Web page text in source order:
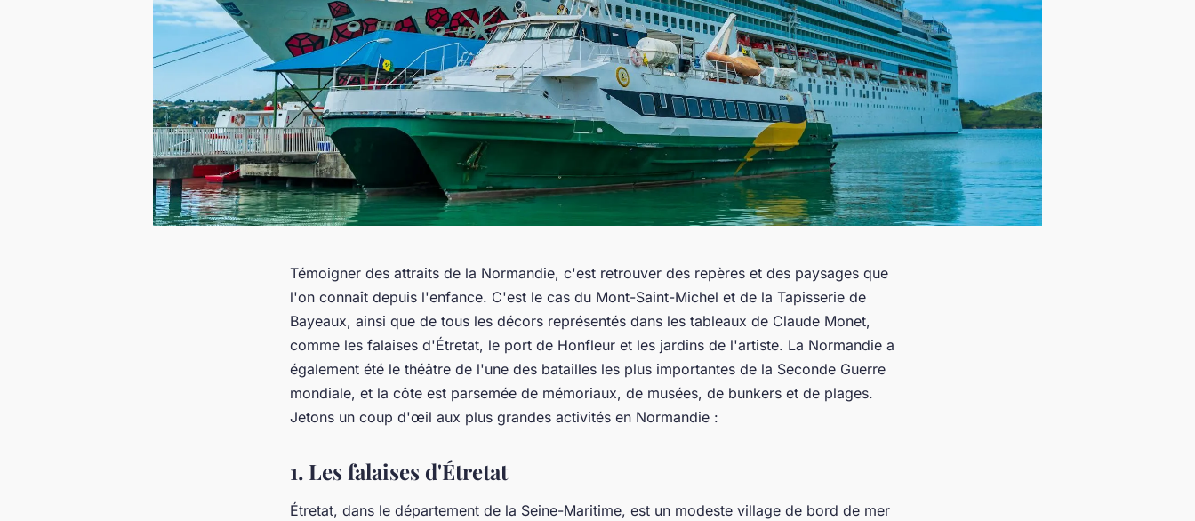
Témoigner des attraits de la Normandie, c'est retrouver des repères et des paysages que
l'on connaît depuis l'enfance. C'est le cas du Mont-Saint-Michel et de la Tapisserie de
Bayeaux, ainsi que de tous les décors représentés dans les tableaux de Claude Monet,
comme les falaises d'Étretat, le port de Honfleur et les jardins de l'artiste. La Normandie a
également été le théâtre de l'une des batailles les plus importantes de la Seconde Guerre
mondiale, et la côte est parsemée de mémoriaux, de musées, de bunkers et de plages.
Jetons un coup d'œil aux plus grandes activités en Normandie :
1. Les falaises d'Étretat
Étretat, dans le département de la Seine-Maritime, est un modeste village de bord de mer